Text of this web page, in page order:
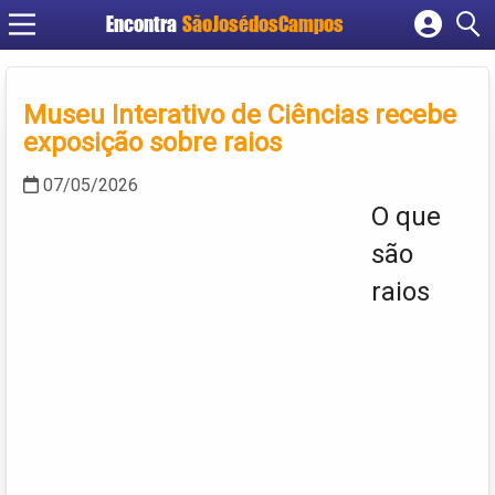
Encontra SãoJosédosCampos
Cadastrar empresa
Criar conta
Museu Interativo de Ciências recebe
exposição sobre raios
07/05/2026
O que
são
raios